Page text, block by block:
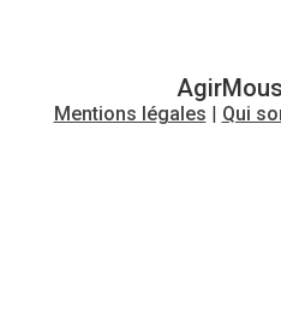
Mentions légales | Qui